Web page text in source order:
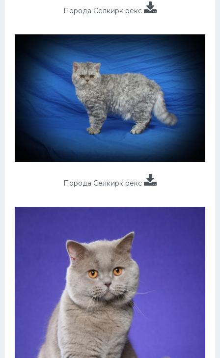
Порода Селкирк рекс
Порода Селкирк рекс